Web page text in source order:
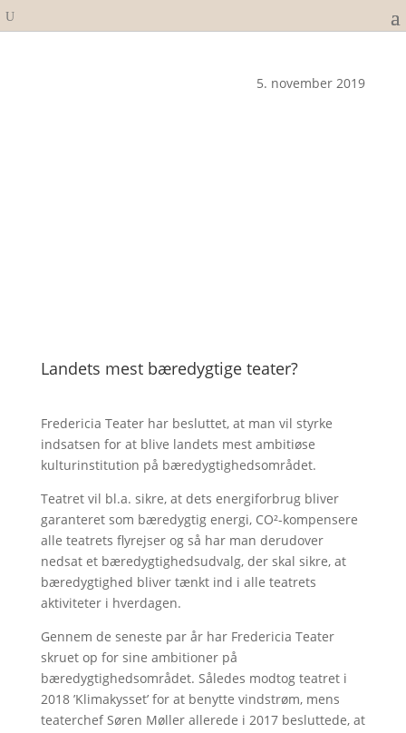
5. november 2019
Landets mest bæredygtige teater?
Fredericia Teater har besluttet, at man vil styrke
indsatsen for at blive landets mest ambitiøse
kulturinstitution på bæredygtighedsområdet.
Teatret vil bl.a. sikre, at dets energiforbrug bliver
garanteret som bæredygtig energi, CO²-kompensere
alle teatrets flyrejser og så har man derudover
nedsat et bæredygtighedsudvalg, der skal sikre, at
bæredygtighed bliver tænkt ind i alle teatrets
aktiviteter i hverdagen.
Gennem de seneste par år har Fredericia Teater
skruet op for sine ambitioner på
bæredygtighedsområdet. Således modtog teatret i
2018 ’Klimakysset’ for at benytte vindstrøm, mens
teaterchef Søren Møller allerede i 2017 besluttede, at